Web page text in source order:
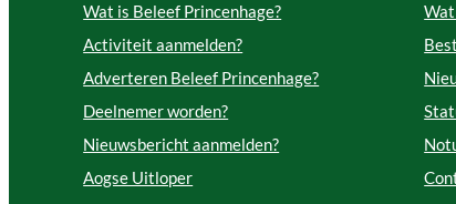
Wat is Beleef Princenhage?
Activiteit aanmelden?
Adverteren Beleef Princenhage?
Deelnemer worden?
Nieuwsbericht aanmelden?
Aogse Uitloper